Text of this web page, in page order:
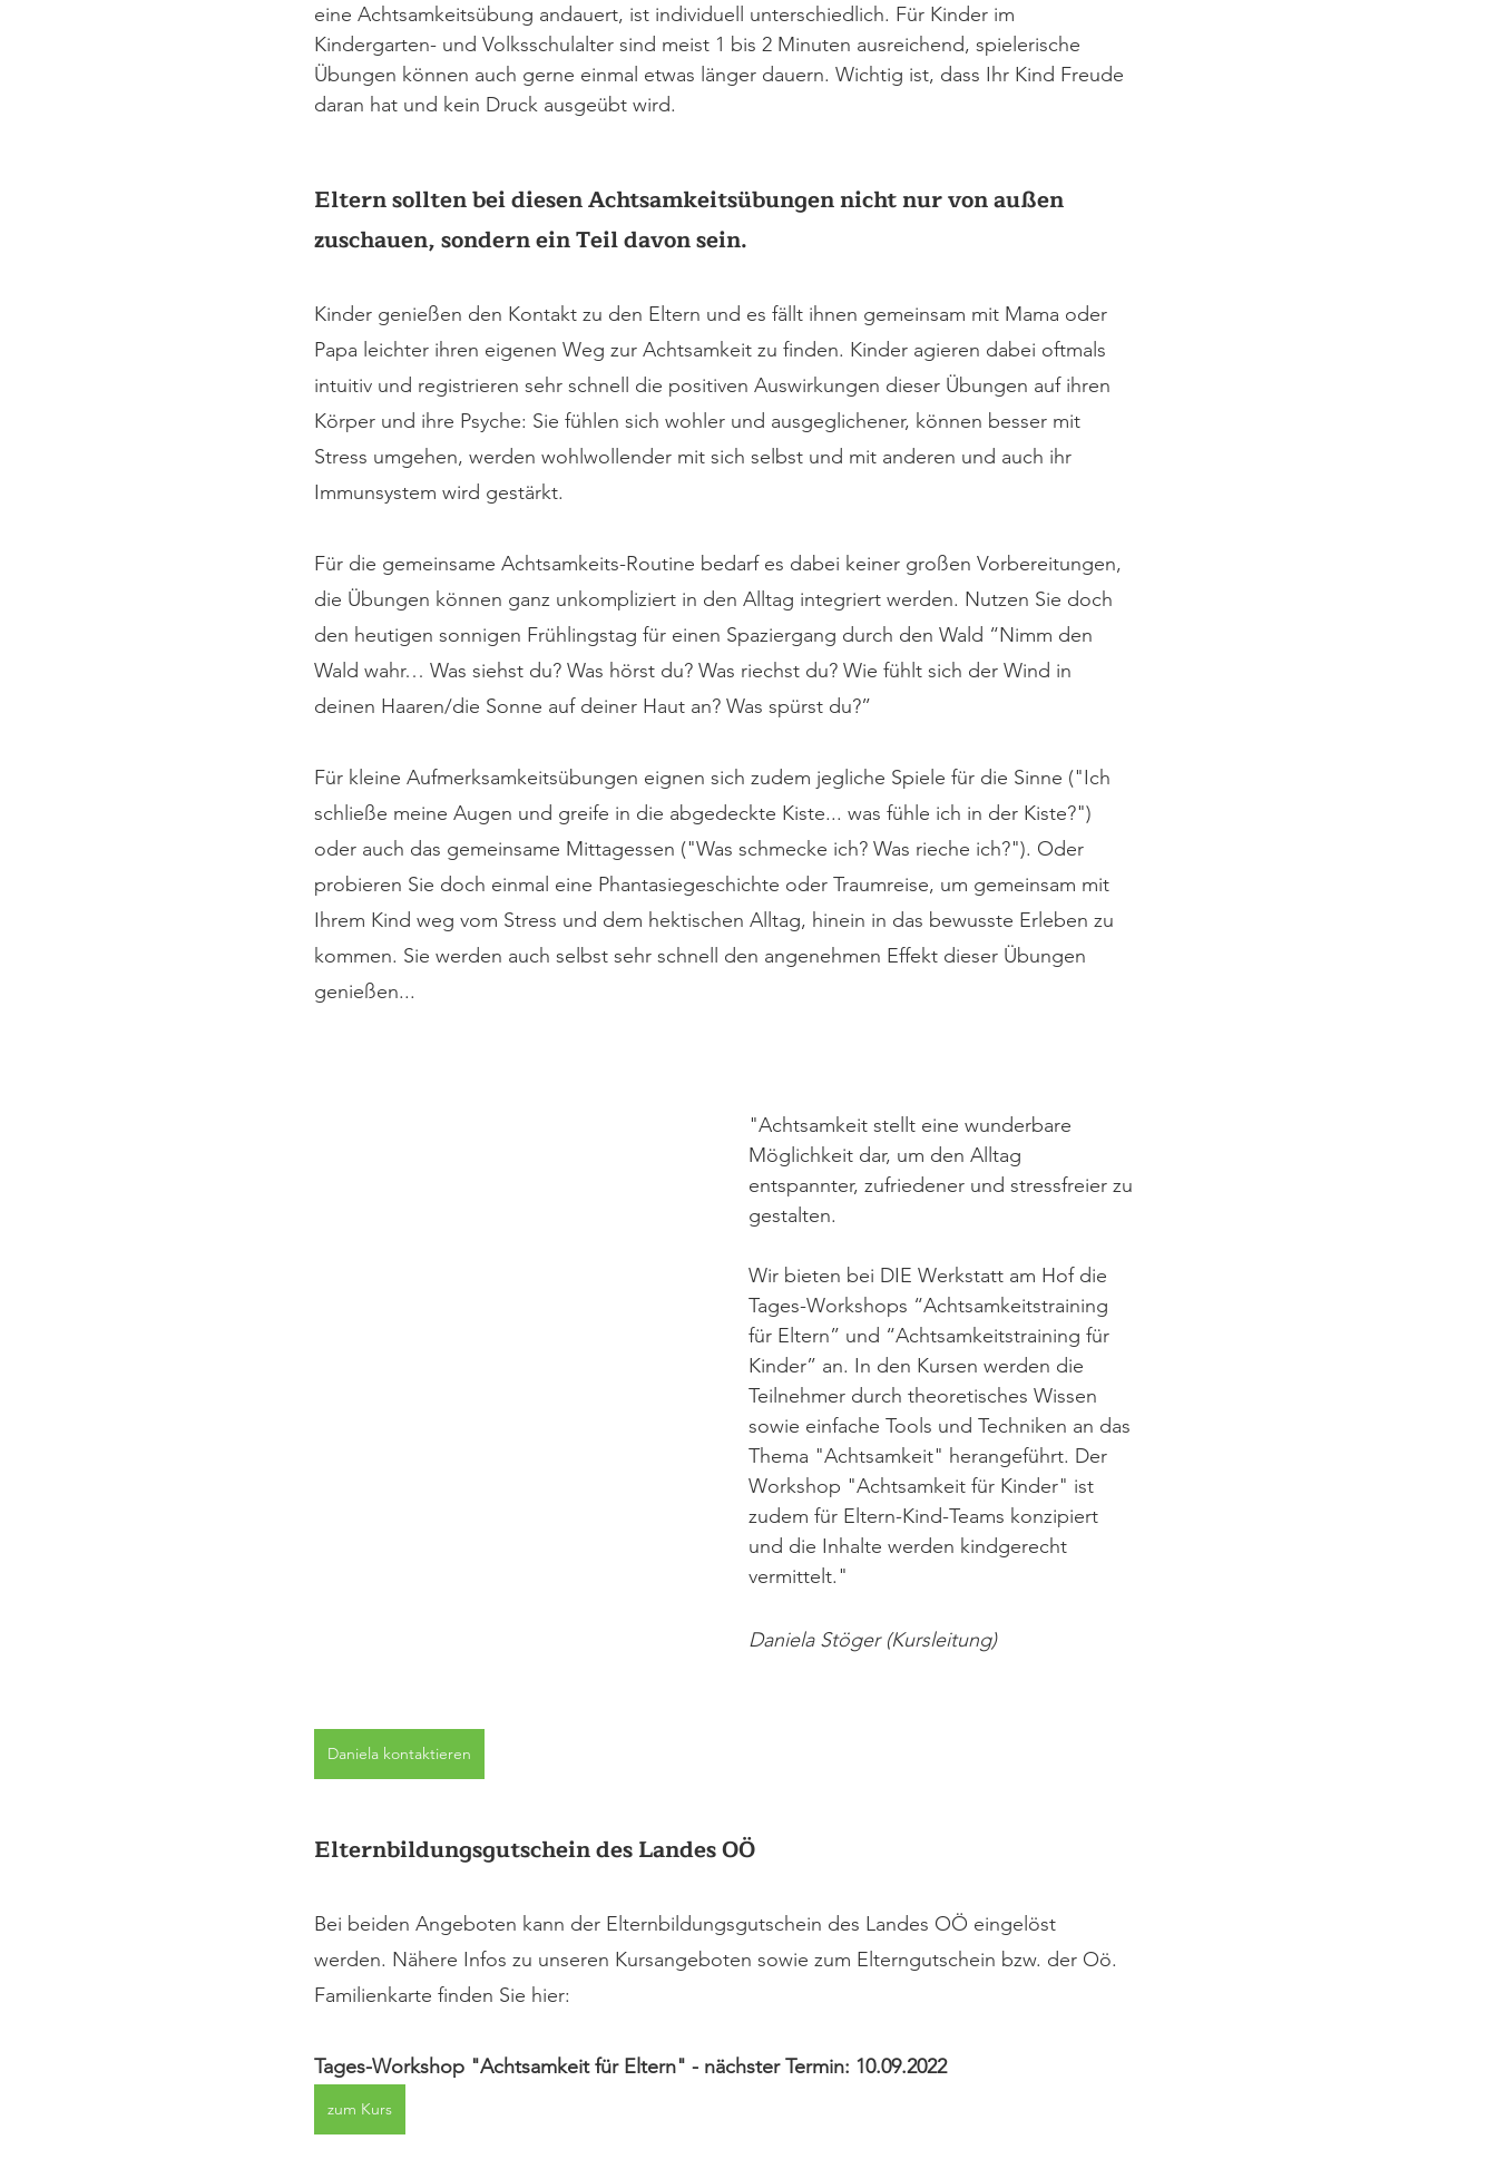
eine Achtsamkeitsübung andauert, ist individuell unterschiedlich. Für Kinder im
Kindergarten- und Volksschulalter sind meist 1 bis 2 Minuten ausreichend, spielerische
Übungen können auch gerne einmal etwas länger dauern. Wichtig ist, dass Ihr Kind Freude
daran hat und kein Druck ausgeübt wird.
Eltern sollten bei diesen Achtsamkeitsübungen nicht nur von außen
zuschauen, sondern ein Teil davon sein.
Kinder genießen den Kontakt zu den Eltern und es fällt ihnen gemeinsam mit Mama oder
Papa leichter ihren eigenen Weg zur Achtsamkeit zu finden. Kinder agieren dabei oftmals
intuitiv und registrieren sehr schnell die positiven Auswirkungen dieser Übungen auf ihren
Körper und ihre Psyche: Sie fühlen sich wohler und ausgeglichener, können besser mit
Stress umgehen, werden wohlwollender mit sich selbst und mit anderen und auch ihr
Immunsystem wird gestärkt.
Für die gemeinsame Achtsamkeits-Routine bedarf es dabei keiner großen Vorbereitungen,
die Übungen können ganz unkompliziert in den Alltag integriert werden. Nutzen Sie doch
den heutigen sonnigen Frühlingstag für einen Spaziergang durch den Wald “Nimm den
Wald wahr… Was siehst du? Was hörst du? Was riechst du? Wie fühlt sich der Wind in
deinen Haaren/die Sonne auf deiner Haut an? Was spürst du?”
Für kleine Aufmerksamkeitsübungen eignen sich zudem jegliche Spiele für die Sinne ("Ich
schließe meine Augen und greife in die abgedeckte Kiste... was fühle ich in der Kiste?")
oder auch das gemeinsame Mittagessen ("Was schmecke ich? Was rieche ich?"). Oder
probieren Sie doch einmal eine Phantasiegeschichte oder Traumreise, um gemeinsam mit
Ihrem Kind weg vom Stress und dem hektischen Alltag, hinein in das bewusste Erleben zu
kommen. Sie werden auch selbst sehr schnell den angenehmen Effekt dieser Übungen
genießen...
"Achtsamkeit stellt eine wunderbare
Möglichkeit dar, um den Alltag
entspannter, zufriedener und stressfreier zu
gestalten.
Wir bieten bei DIE Werkstatt am Hof die
Tages-Workshops “Achtsamkeitstraining
für Eltern” und “Achtsamkeitstraining für
Kinder” an. In den Kursen werden die
Teilnehmer durch theoretisches Wissen
sowie einfache Tools und Techniken an das
Thema "Achtsamkeit" herangeführt. Der
Workshop "Achtsamkeit für Kinder" ist
zudem für Eltern-Kind-Teams konzipiert
und die Inhalte werden kindgerecht
vermittelt."
Daniela Stöger (Kursleitung)
Daniela kontaktieren
Elternbildungsgutschein des Landes OÖ
Bei beiden Angeboten kann der Elternbildungsgutschein des Landes OÖ eingelöst
werden. Nähere Infos zu unseren Kursangeboten sowie zum Elterngutschein bzw. der Oö.
Familienkarte finden Sie hier:
Tages-Workshop "Achtsamkeit für Eltern" - nächster Termin: 10.09.2022
zum Kurs